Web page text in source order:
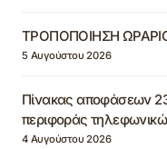
ΤΡΟΠΟΠΟΙΗΣΗ
5 Αυγούστου 2026
Πίνακας αποφάσεων
περιφοράς
4 Αυγούστου 2026